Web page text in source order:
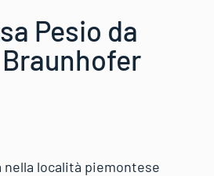
Pesio da
località piemontese